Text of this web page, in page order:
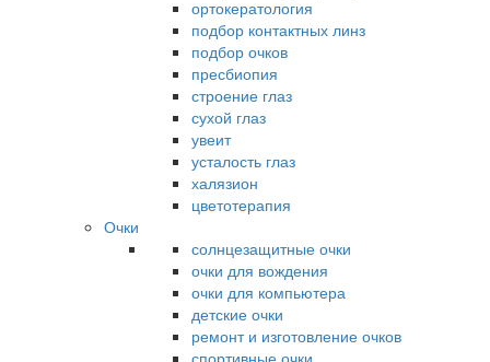
ортокератология
подбор контактных линз
подбор очков
пресбиопия
строение глаз
сухой глаз
увеит
усталость глаз
халязион
цветотерапия
Очки
солнцезащитные очки
очки для вождения
очки для компьютера
детские очки
ремонт и изготовление очков